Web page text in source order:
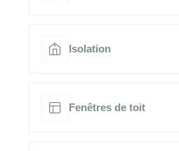
Isolation
Fenêtres de toit